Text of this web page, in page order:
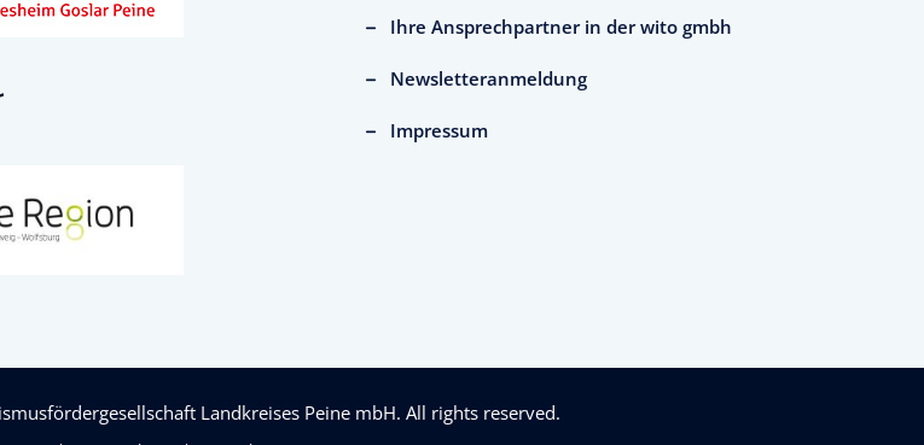
Ihre Ansprechpartner in der wito gmbh
Newsletteranmeldung
Impressum
Landkreises Peine mbH. All rights reserved.